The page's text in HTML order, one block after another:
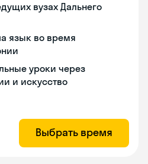
вузах Дальнего
язык во время
уроки через
и искусство
Выбрать время